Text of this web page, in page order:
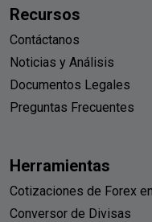
Recursos
Contáctanos
Noticias y Análisis
Documentos Legales
Preguntas Frecuentes
Herramientas
Cotizaciones de Forex
Conversor de Divisas